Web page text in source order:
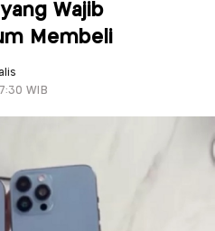
Wajib
Membeli
WIB